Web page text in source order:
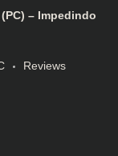
– Impedindo
Reviews